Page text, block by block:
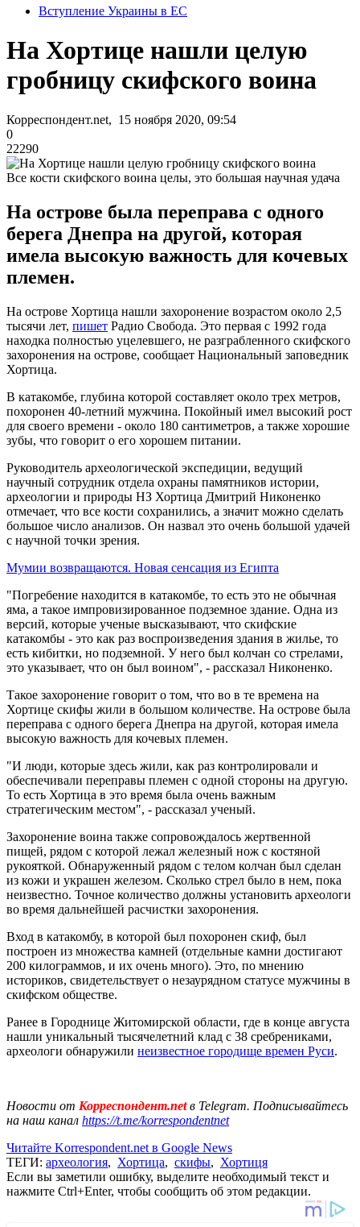
Вступление Украины в ЕС
На Хортице нашли целую
гробницу скифского воина
Корреспондент.net, 15 ноября 2020, 09:54
0
22290
Все кости скифского воина целы, это большая научная удача
На острове была переправа с одного
берега Днепра на другой, которая
имела высокую важность для кочевых
племен.
На острове Хортица нашли захоронение возрастом около 2,5
тысячи лет, пишет Радио Свобода. Это первая с 1992 года
находка полностью уцелевшего, не разграбленного скифского
захоронения на острове, сообщает Национальный заповедник
Хортица.
В катакомбе, глубина которой составляет около трех метров,
похоронен 40-летний мужчина. Покойный имел высокий рост
для своего времени - около 180 сантиметров, а также хорошие
зубы, что говорит о его хорошем питании.
Руководитель археологической экспедиции, ведущий
научный сотрудник отдела охраны памятников истории,
археологии и природы НЗ Хортица Дмитрий Никоненко
отмечает, что все кости сохранились, а значит можно сделать
большое число анализов. Он назвал это очень большой удачей
с научной точки зрения.
Мумии возвращаются. Новая сенсация из Египта
"Погребение находится в катакомбе, то есть это не обычная
яма, а такое импровизированное подземное здание. Одна из
версий, которые ученые высказывают, что скифские
катакомбы - это как раз воспроизведения здания в жилье, то
есть кибитки, но подземной. У него был колчан со стрелами,
это указывает, что он был воином", - рассказал Никоненко.
Такое захоронение говорит о том, что во в те времена на
Хортице скифы жили в большом количестве. На острове была
переправа с одного берега Днепра на другой, которая имела
высокую важность для кочевых племен.
"И люди, которые здесь жили, как раз контролировали и
обеспечивали переправы племен с одной стороны на другую.
То есть Хортица в это время была очень важным
стратегическим местом", - рассказал ученый.
Захоронение воина также сопровождалось жертвенной
пищей, рядом с которой лежал железный нож с костяной
рукояткой. Обнаруженный рядом с телом колчан был сделан
из кожи и украшен железом. Сколько стрел было в нем, пока
неизвестно. Точное количество должны установить археологи
во время дальнейшей расчистки захоронения.
Вход в катакомбу, в которой был похоронен скиф, был
построен из множества камней (отдельные камни достигают
200 килограммов, и их очень много). Это, по мнению
историков, свидетельствует о незаурядном статусе мужчины в
скифском обществе.
Ранее в Городнице Житомирской области, где в конце августа
нашли уникальный тысячелетний клад с 38 сребрениками,
археологи обнаружили неизвестное городище времен Руси.
Новости от Корреспондент.netв Telegram. Подписывайтесь
на наш канал https://t.me/korrespondentnet
Читайте Korrespondent.net в Google News
ТЕГИ: археология, Хортица, скифы, Хортиця
Если вы заметили ошибку, выделите необходимый текст и
нажмите Ctrl+Enter, чтобы сообщить об этом редакции.